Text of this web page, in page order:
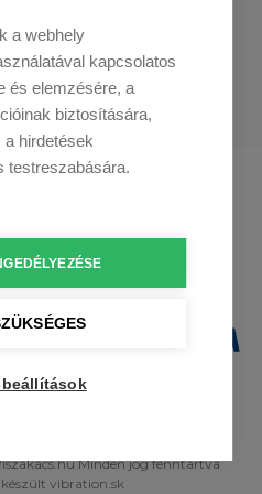
is bemutatjuk
Profikuchař.cz
Minden jog fenntartva
készült vibration.sk
a webhely
kapcsolatos
és elemzésére, a
biztosítására,
hirdetések
testreszabására.